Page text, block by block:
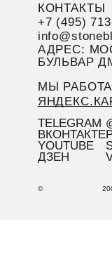
КОНТАКТЫ
+7 (495)
АДРЕС:
БУЛЬВАР
МЫ
TELEGRAM
ВКОНТАКТЕ
YOUTUBE
ДЗЕН
©